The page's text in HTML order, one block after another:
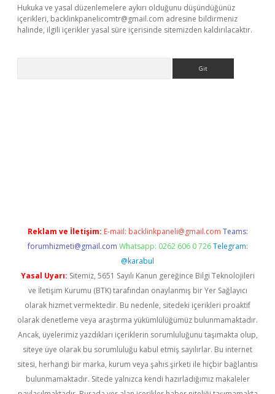
Hukuka ve yasal düzenlemelere aykırı olduğunu düşündüğünüz
içerikleri, backlinkpanelicomtr@gmail.com adresine bildirmeniz
halinde, ilgili içerikler yasal süre içerisinde sitemizden kaldırılacaktır.
Reklam ve İletişim: E-mail: backlinkpaneli@gmail.com Teams:
forumhizmeti@gmail.com Whatsapp: 0262 606 0 726 Telegram:
@karabul
Yasal Uyarı: Sitemiz, 5651 Sayılı Kanun gereğince Bilgi Teknolojileri
ve İletişim Kurumu (BTK) tarafından onaylanmış bir Yer Sağlayıcı
olarak hizmet vermektedir. Bu nedenle, sitedeki içerikleri proaktif
olarak denetleme veya araştırma yükümlülüğümüz bulunmamaktadır.
Ancak, üyelerimiz yazdıkları içeriklerin sorumluluğunu taşımakta olup,
siteye üye olarak bu sorumluluğu kabul etmiş sayılırlar. Bu internet
sitesi, herhangi bir marka, kurum veya şahıs şirketi ile hiçbir bağlantısı
bulunmamaktadır. Sitede yalnızca kendi hazırladığımız makaleler